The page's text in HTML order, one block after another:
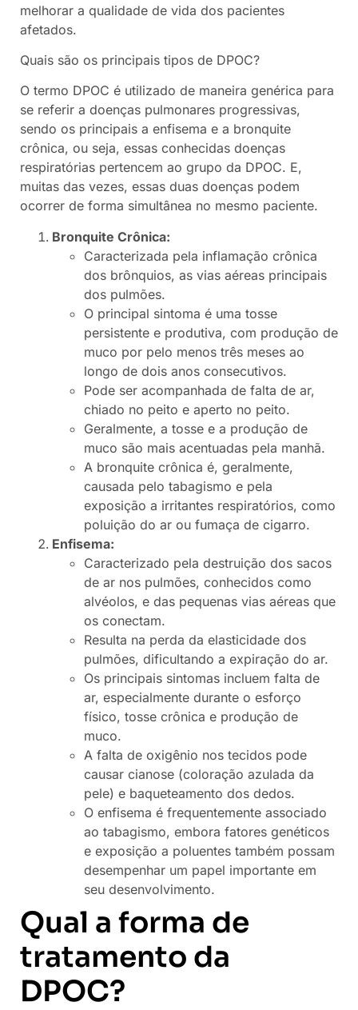
melhorar a qualidade de vida dos pacientes
afetados.
Quais são os principais tipos de DPOC?
O termo DPOC é utilizado de maneira genérica para
se referir a doenças pulmonares progressivas,
sendo os principais a enfisema e a bronquite
crônica, ou seja, essas conhecidas doenças
respiratórias pertencem ao grupo da DPOC. E,
muitas das vezes, essas duas doenças podem
ocorrer de forma simultânea no mesmo paciente.
Bronquite Crônica:
Caracterizada pela inflamação crônica
dos brônquios, as vias aéreas principais
dos pulmões.
O principal sintoma é uma tosse
persistente e produtiva, com produção de
muco por pelo menos três meses ao
longo de dois anos consecutivos.
Pode ser acompanhada de falta de ar,
chiado no peito e aperto no peito.
Geralmente, a tosse e a produção de
muco são mais acentuadas pela manhã.
A bronquite crônica é, geralmente,
causada pelo tabagismo e pela
exposição a irritantes respiratórios, como
poluição do ar ou fumaça de cigarro.
Enfisema:
Caracterizado pela destruição dos sacos
de ar nos pulmões, conhecidos como
alvéolos, e das pequenas vias aéreas que
os conectam.
Resulta na perda da elasticidade dos
pulmões, dificultando a expiração do ar.
Os principais sintomas incluem falta de
ar, especialmente durante o esforço
físico, tosse crônica e produção de
muco.
A falta de oxigênio nos tecidos pode
causar cianose (coloração azulada da
pele) e baqueteamento dos dedos.
O enfisema é frequentemente associado
ao tabagismo, embora fatores genéticos
e exposição a poluentes também possam
desempenhar um papel importante em
seu desenvolvimento.
Qual a forma de
tratamento da
DPOC?